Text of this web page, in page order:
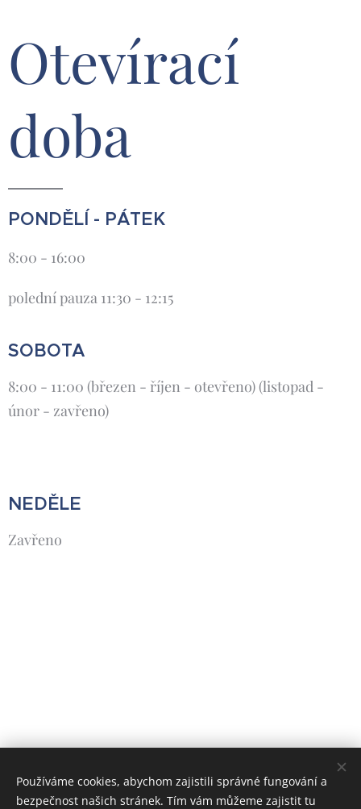
Otevírací
doba
PONDĚLÍ - PÁTEK
8:00 - 16:00
polední pauza 11:30 - 12:15
SOBOTA
8:00 - 11:00 (březen - říjen - otevřeno) (listopad -
únor - zavřeno)
NEDĚLE
Zavřeno
Používáme cookies, abychom zajistili správné fungování a
bezpečnost našich stránek. Tím vám můžeme zajistit tu